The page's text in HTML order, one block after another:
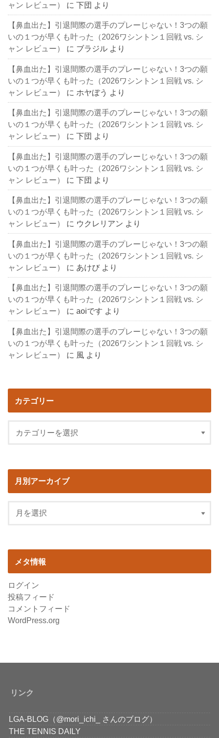
ャン レビュー） に下団 より
【鼻血出た】引退間際の選手のプレーじゃない！3つの願
いの１つが早くも叶った（2026ワシントン１回戦 vs. シ
ャン レビュー）
に ブラジル より
【鼻血出た】引退間際の選手のプレーじゃない！3つの願
いの１つが早くも叶った（2026ワシントン１回戦 vs. シ
ャン レビュー）
に ホヤぼう より
【鼻血出た】引退間際の選手のプレーじゃない！3つの願
いの１つが早くも叶った（2026ワシントン１回戦 vs. シ
ャン レビュー）
に下団 より
【鼻血出た】引退間際の選手のプレーじゃない！3つの願
いの１つが早くも叶った（2026ワシントン１回戦 vs. シ
ャン レビュー）
に下団 より
【鼻血出た】引退間際の選手のプレーじゃない！3つの願
いの１つが早くも叶った（2026ワシントン１回戦 vs. シ
ャン レビュー）
に ウクレリアン より
【鼻血出た】引退間際の選手のプレーじゃない！3つの願
いの１つが早くも叶った（2026ワシントン１回戦 vs. シ
ャン レビュー）
に あけび より
【鼻血出た】引退間際の選手のプレーじゃない！3つの願
いの１つが早くも叶った（2026ワシントン１回戦 vs. シ
ャン レビュー）
にaoiです より
【鼻血出た】引退間際の選手のプレーじゃない！3つの願
いの１つが早くも叶った（2026ワシントン１回戦 vs. シ
ャン レビュー）
に 風 より
カテゴリー
月別アーカイブ
メタ情報
ログイン
投稿フィード
コメントフィード
WordPress.org
リンク
LGA-BLOG（@mori_ichi_ さんのブログ）
THE TENNIS DAILY